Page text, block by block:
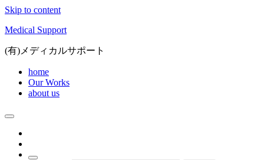
Skip to content
Medical Support
(有)メディカルサポート
home
Our Works
about us